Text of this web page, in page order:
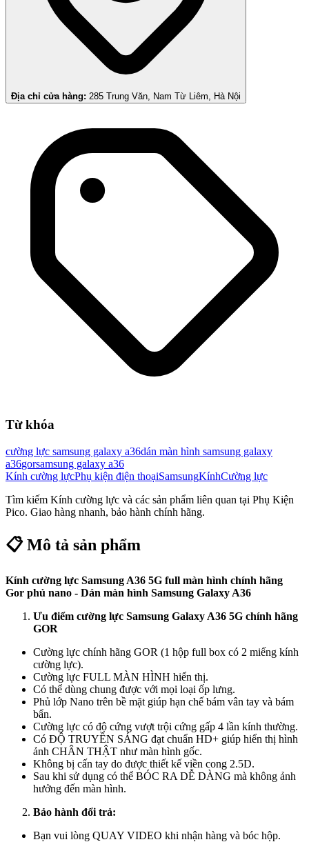
Địa chỉ cửa hàng: 285 Trung Văn, Nam Từ Liêm, Hà Nội
Từ khóa
cường lực samsung galaxy a36dán màn hình samsung galaxy
a36gorsamsung galaxy a36
Kính cường lựcPhụ kiện điện thoạiSamsungKínhCường lực
Tìm kiếm Kính cường lực và các sản phẩm liên quan tại Phụ Kiện
Pico. Giao hàng nhanh, bảo hành chính hãng.
📋 Mô tả sản phẩm
Kính cường lực Samsung A36 5G full màn hình chính hãng
Gor phủ nano - Dán màn hình Samsung Galaxy A36
Ưu điểm cường lực Samsung Galaxy A36 5G chính hãng
GOR
Cường lực chính hãng GOR (1 hộp full box có 2 miếng kính
cường lực).
Cường lực FULL MÀN HÌNH hiển thị.
Có thể dùng chung được với mọi loại ốp lưng.
Phủ lớp Nano trên bề mặt giúp hạn chế bám vân tay và bám
bẩn.
Cường lực có độ cứng vượt trội cứng gấp 4 lần kính thường.
Có ĐỘ TRUYỀN SÁNG đạt chuẩn HD+ giúp hiển thị hình
ảnh CHÂN THẬT như màn hình gốc.
Không bị cấn tay do được thiết kế viền cong 2.5D.
Sau khi sử dụng có thể BÓC RA DỄ DÀNG mà không ảnh
hưởng đến màn hình.
Bảo hành đổi trả:
Bạn vui lòng QUAY VIDEO khi nhận hàng và bóc hộp.